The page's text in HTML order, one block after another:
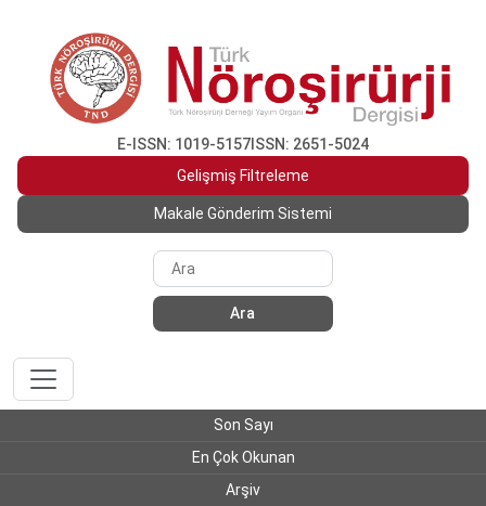
E-ISSN: 1019-5157 ISSN: 2651-5024
Gelişmiş Filtreleme
Makale Gönderim Sistemi
Ara
Son Sayı
En Çok Okunan
Arşiv